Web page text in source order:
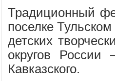
Традиционный
поселке
детских
округов
Кавказского.